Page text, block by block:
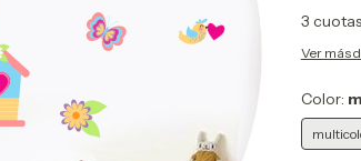
3
Ver más
Color: